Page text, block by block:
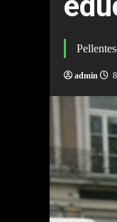
admin